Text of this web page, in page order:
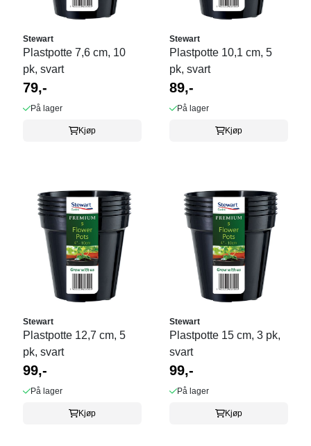
Stewart
Plastpotte 7,6 cm, 10
pk, svart
79,-
På lager
Kjøp
Stewart
Plastpotte 10,1 cm, 5
pk, svart
89,-
På lager
Kjøp
Stewart
Plastpotte 12,7 cm, 5
pk, svart
99,-
På lager
Kjøp
Stewart
Plastpotte 15 cm, 3 pk,
svart
99,-
På lager
Kjøp